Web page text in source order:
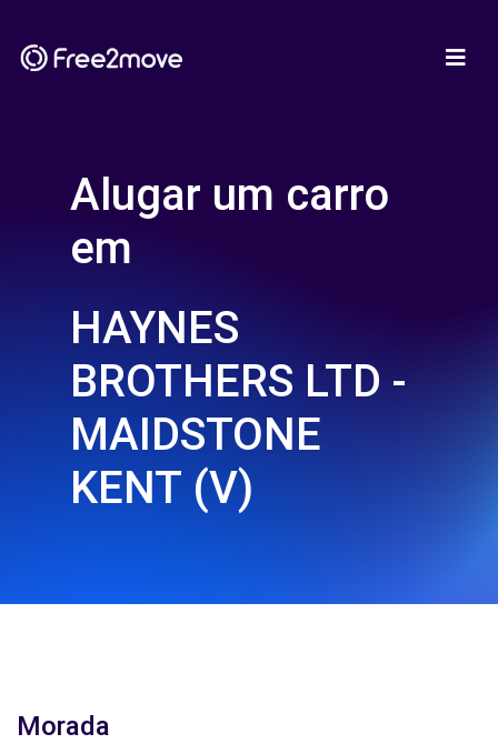
Alugar um carro
em
HAYNES
BROTHERS LTD -
MAIDSTONE
KENT (V)
Morada